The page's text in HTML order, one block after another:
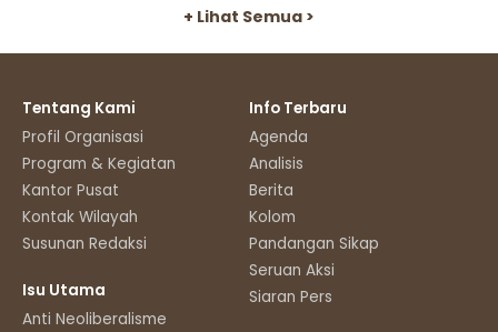
+ Lihat Semua >
Tentang Kami
Profil Organisasi
Program & Kegiatan
Kantor Pusat
Kontak Wilayah
Susunan Redaksi
Isu Utama
Anti Neoliberalisme
Info Terbaru
Agenda
Analisis
Berita
Kolom
Pandangan Sikap
Seruan Aksi
Siaran Pers